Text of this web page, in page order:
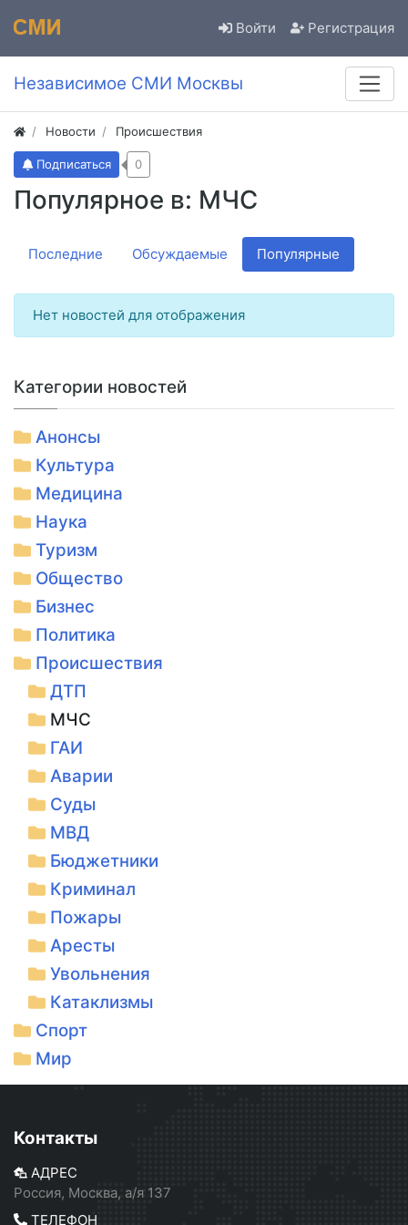
Войти Регистрация
Независимое СМИ Москвы
Новости Происшествия
Популярное в: МЧС
Подписаться 0
Последние Обсуждаемые Популярные
Нет новостей для отображения
Категории новостей
Анонсы
Культура
Медицина
Наука
Туризм
Общество
Бизнес
Политика
Происшествия
ДТП
МЧС
ГАИ
Аварии
Суды
МВД
Бюджетники
Криминал
Пожары
Аресты
Увольнения
Катаклизмы
Спорт
Мир
Контакты
АДРЕС
Россия, Москва, а/я 137
ТЕЛЕФОН